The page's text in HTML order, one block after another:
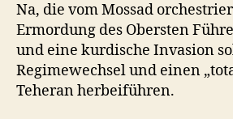
Na, die vom Mossad
Ermordung des Obersten
und eine kurdische Invasion
Regimewechsel und einen
Teheran herbeiführen.